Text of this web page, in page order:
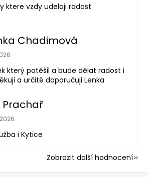
ktere vzdy udelaji radost
Chadimová
obchodu je 5 z 5 hvězdiček.
který potěšil a bude dělat radost i
a určitě doporučuji Lenka
Prachař
obchodu je 5 z 5 hvězdiček.
i Kytice
Zobrazit další hodnocení